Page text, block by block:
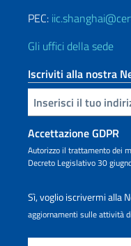
PEC:
Gli uffici della sede
Iscriviti alla nostra
Inserisci la tua email
Accettazione GDPR
Autorizzo il trattamento dei
Decreto Legislativo 30
Sì, voglio iscrivermi alla
aggiornamenti sulle attività